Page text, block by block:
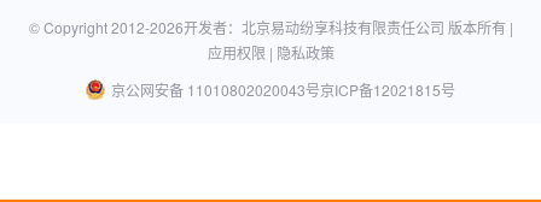
© Copyright 2012-2026开发者：北京易动纷享科技有限责任公司 版本所有 |
应用权限 | 隐私政策
京公网安备 11010802020043号京ICP备12021815号